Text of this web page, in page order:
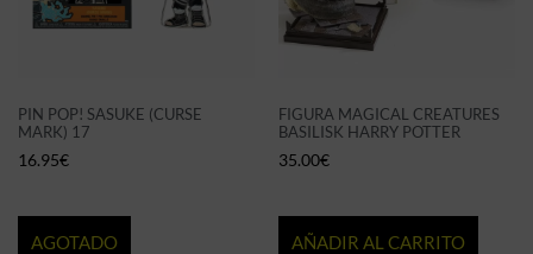
PIN POP! SASUKE (CURSE
MARK) 17
16.95€
AGOTADO
FIGURA MAGICAL CREATURES
BASILISK HARRY POTTER
35.00€
AÑADIR AL CARRITO